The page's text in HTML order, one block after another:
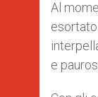
Al
e